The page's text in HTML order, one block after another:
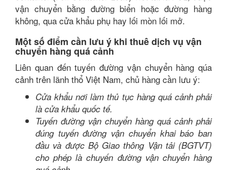
vận chuyển bằng đường biển hoặc đường hàng
không, qua cửa khẩu phụ hay lối mòn lối mở.
Một số điểm cần lưu ý khi thuê dịch vụ vận
chuyển hàng quá cảnh
Liên quan đến tuyến đường vận chuyển hàng qúa
cảnh trên lãnh thổ Việt Nam, chủ hàng cần lưu ý:
Cửa khẩu nơi làm thủ tục hàng quá cảnh phải
là cửa khẩu quốc tế.
Tuyến đường vận chuyển hàng quá cảnh phải
đúng tuyến đường vận chuyển khai báo ban
đầu và được Bộ Giao thông Vận tải (BGTVT)
cho phép là chuyến đường vận chuyển hàng